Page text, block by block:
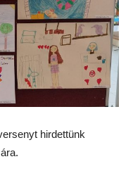
hirdettünk